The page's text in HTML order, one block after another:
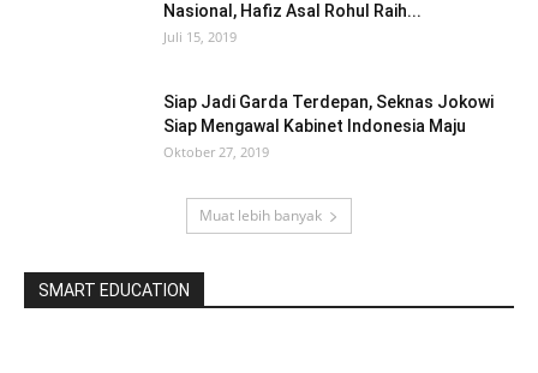
Nasional, Hafiz Asal Rohul Raih...
Juli 15, 2019
Siap Jadi Garda Terdepan, Seknas Jokowi
Siap Mengawal Kabinet Indonesia Maju
Oktober 27, 2019
Muat lebih banyak
SMART EDUCATION